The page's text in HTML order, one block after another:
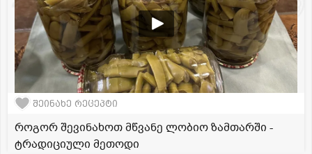
შეინახე რეცეპტი
როგორ შევინახოთ მწვანე ლობიო ზამთარში -
ტრადიციული მეთოდი